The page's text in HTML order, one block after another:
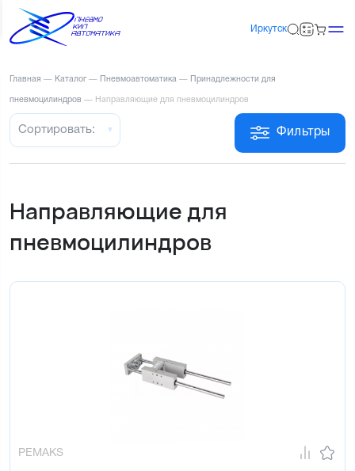
Иркутск
Главная — Каталог — Пневмоавтоматика — Принадлежности для
пневмоцилиндров — Направляющие для пневмоцилиндров
Фильтры
Сортировать:
Направляющие для
пневмоцилиндров
PEMAKS